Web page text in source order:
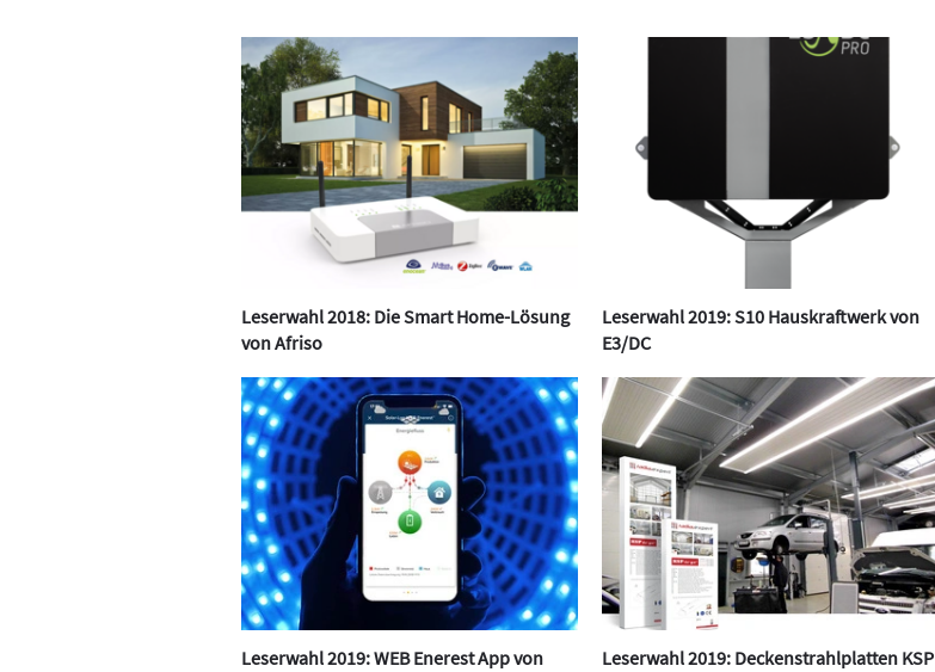
Leserwahl 2018: Die Smart Home-Lösung
von Afriso
Leserwahl 2019: S10 Hauskraftwerk von
E3/DC
Leserwahl 2019: WEB Enerest App von
Leserwahl 2019: Deckenstrahlplatten KSP